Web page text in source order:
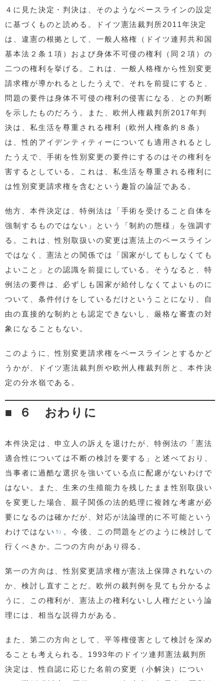
４に見た決定・判決は、そのようなベースラインの設定
に基づくものと読める。ドイツ憲法裁判所2011年決定
は、違憲の根拠として、一般人格権（ドイツ連邦共和国
基本法２条１項）および身体不可侵の権利（同２項）の
二つの権利を挙げる。これは、一般人格権から性別変更
請求権が導かれるとしたうえで、それを前提にすると、
問題の要件は身体不可侵の権利の侵害になる、との判断
を示したものだろう。また、欧州人権裁判所2017年判
決は、私生活を尊重される権利（欧州人権条約８条）
は、性的アイデンティティーについても適用されるとし
たうえで、手術を性別変更の要件にするのはその権利を
害するとしている。これは、私生活を尊重される権利に
は性別変更請求権を含むという趣旨の論証である。
他方、本件決定は、特例法は「手術を受けること自体を
強制するものではない」という「制約の態様」を強調す
る。これは、性別取扱いの変更は憲法上のベースライン
ではなく、憲法との関係では「国家がしてもしなくても
よいこと」との認識を前提にしている。そうなると、特
例法の要件は、必ずしも国家が給付しなくてよいものに
ついて、条件付けをしているだけということになり、自
由の直接的な制約とも認定できないし、厳格な審査の対
象になることもない。
このように、性別変更請求権をベースラインとするかど
うかが、ドイツ憲法裁判所や欧州人権裁判所と、本件決
定の分水嶺である。
６ おわりに
本件決定は、申立人の訴えを退けたが、特例法の「憲法
適合性については不断の検討を要する」と述べており、
当事者に過酷な選択を強いている点に配慮がないわけで
はない。また、生来の生殖能力を残したまま性別取扱い
を変更した場合、親子関係の法的処理に複雑な考慮が必
要になるのは確かだが、対応が法論理的に不可能という
わけではない 5)
。今後、この問題をどのように検討して
行くべきか。二つの方向があり得る。
第一の方向は、性別変更請求権が憲法上保障されないの
か、検討し直すことだ。欧州の裁判例を見ても分かるよ
うに、この権利が、憲法上の権利ないし人権だという論
理には、相当な説得力がある。
また、第二の方向として、平等権侵害として検討を深め
ることも考えられる。1993年のドイツ連邦憲法裁判所
決定は、性自認に応じた名前の変更（小解決）につい